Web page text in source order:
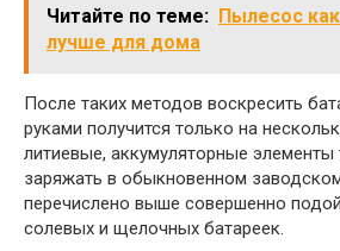
Читайте по теме: Пылесос
лучше для дома
После таких методов воскресить
руками получится только на
литиевые, аккумуляторные элементы
заряжать в обыкновенном
перечислено выше совершенно
солевых и щелочных батареек.